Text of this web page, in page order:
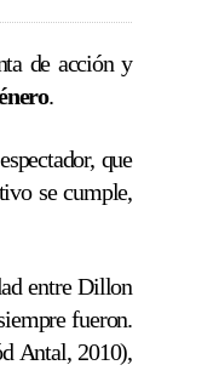
de acción y
.
que
se cumple,
entre Dillon
fueron.
Antal, 2010),